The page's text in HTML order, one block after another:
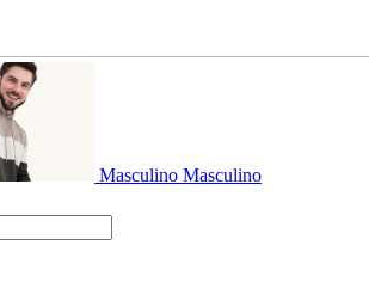
Masculino Masculino